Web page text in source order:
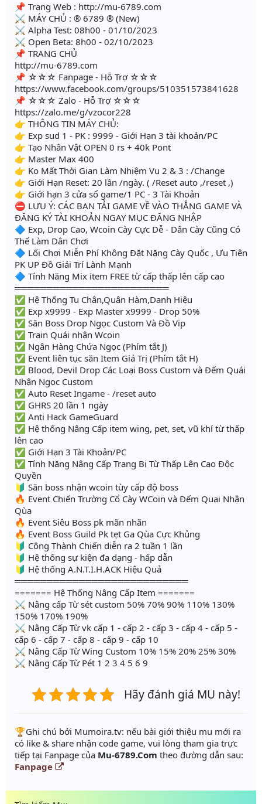
📌 Trang Web : http://mu-6789.com
⚔ MÁY CHỦ : ® 6789 ® (New)
⚔ Alpha Test: 08h00 - 01/10/2023
⚔ Open Beta: 8h00 - 02/10/2023
📌 TRANG CHỦ
http://mu-6789.com
📌 ☆☆☆ Fanpage - Hỗ Trợ ☆☆☆
https://www.facebook.com/groups/510351573841628
📌 ☆☆☆ Zalo - Hỗ Trợ ☆☆☆
https://zalo.me/g/vzocor228
👉 THÔNG TIN MÁY CHỦ:
👉 Exp sud 1 - PK : 9999 - Giới Hạn 3 tài khoản/PC
👉 Tạo Nhân Vật OPEN 0 rs + 40k Pont
👉 Master Max 400
👉 Ko Mất Thời Gian Làm Nhiệm Vụ 2 & 3 : /Change
👉 Giới Hạn Reset: 20 lần /ngày. ( /Reset auto ,/reset ,)
👉 Giới hạn 3 cửa sổ game/1 PC - 3 Tài Khoản
⛔ LƯU Ý: CÁC BẠN TẢI GAME VỀ VÀO THẲNG GAME VÀ
ĐĂNG KÝ TÀI KHOẢN NGAY MỤC ĐĂNG NHẬP
🔷 Exp, Drop Cao, Wcoin Cày Cực Dễ - Dân Cày Cũng Có
Thể Làm Dân Chơi
🔷 Lối Chơi Miễn Phí Không Đặt Nặng Cày Quốc , Ưu Tiên
PK UP Đồ Giải Trí Lành Mạnh
🔷 Tính Năng Mix item FREE từ cấp thấp lên cấp cao
════════════════════════
✅ Hệ Thống Tu Chân,Quân Hàm,Danh Hiệu
✅ Exp x9999 - Exp Master x9999 - Drop 50%
✅ Săn Boss Drop Ngọc Custom Và Đồ Vip
✅ Train Quái nhận Wcoin
✅ Ngân Hàng Chứa Ngọc (Phím tắt J)
✅ Event liên tục săn Item Giá Trị (Phím tắt H)
✅ Blood, Devil Drop Các Loại Boss Custom và Đếm Quái
Nhận Ngọc Custom
✅ Auto Reset Ingame - /reset auto
✅ GHRS 20 lần 1 ngày
✅ Anti Hack GameGuard
✅ Hệ thống Nâng Cấp item wing, pet, set, vũ khí từ thấp
lên cao
✅ Giới Hạn 3 Tài Khoản/PC
✅ Tính Năng Nâng Cấp Trang Bị Từ Thấp Lên Cao Độc
Quyền
🔰 Săn boss nhận wcoin tùy cấp độ boss
🔥 Event Chiến Trường Cổ Cày WCoin và Đếm Quai Nhận
Qùa
🔥 Event Siêu Boss pk mãn nhãn
🔥 Event Boss Guild Pk tẹt Ga Qùa Cực Khủng
🔰 Công Thành Chiến diễn ra 2 tuần 1 lần
🔰 Hệ thống sự kiện đa dạng - hấp dẫn
🔰 Hệ thống A.N.T.I.H.ACK Hiệu Quả
═══════════════════════════
======= Hệ Thống Nâng Cấp Item =======
⚔ Nâng cấp Từ sét custom 50% 70% 90% 110% 130%
150% 170% 190%
⚔ Nâng Cấp Từ vk cấp 1 - cấp 2 - cấp 3 - cấp 4 - cấp 5 -
cấp 6 - cấp 7 - cấp 8 - cấp 9 - cấp 10
⚔ Nâng Cấp Từ Wing Custom 10% 15% 20% 25% 30%
⚔ Nâng Cấp Từ Pét 1 2 3 4 5 6 9
Hãy đánh giá MU này!
️🏆Ghi chú bởi Mumoira.tv: nếu bài giới thiệu mu mới ra
có like & share nhận code game, vui lòng tham gia trực
tiếp tại Fanpage của Mu-6789.Com theo đường dẫn sau:
Fanpage